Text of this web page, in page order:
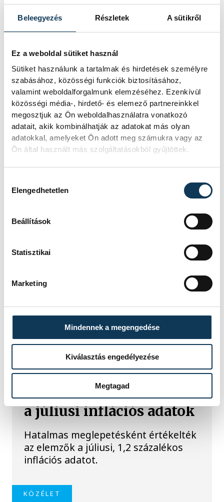
Beleegyezés Részletek A sütikről
Ez a weboldal sütiket használ
Sütiket használunk a tartalmak és hirdetések személyre
szabásához, közösségi funkciók biztosításához,
valamint weboldalforgalmunk elemzéséhez. Ezenkívül
közösségi média-, hirdető- és elemező partnereinkkel
megosztjuk az Ön weboldalhasználatra vonatkozó
adatait, akik kombinálhatják az adatokat más olyan
adatokkal, amelyeket Ön adott meg számukra vagy az
Ön által használt más szolgáltatásokból gyűjtöttek.
Elengedhetetlen
Beállítások
Statisztikai
Marketing
Mindennek a megengedése
Kiválasztás engedélyezése
Megtagad
TOVÁBBI CIKKEK
Meglepték az elemzőket
a júliusi inflációs adatok
Hatalmas meglepetésként értékelték
az elemzők a júliusi, 1,2 százalékos
inflációs adatot.
KÖZÉLET